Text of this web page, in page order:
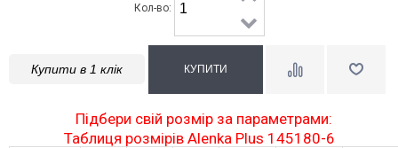
Кол-во:
Купити в 1 клік
Підбери свій розмір за параметрами:
Таблиця розмірів Alenka Plus 145180-6